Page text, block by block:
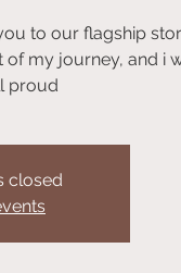
my journey, and i
proud.
closed